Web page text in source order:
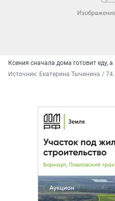
Ксения сначала дома готовит еду,
Источник: Екатерина Тычинина /